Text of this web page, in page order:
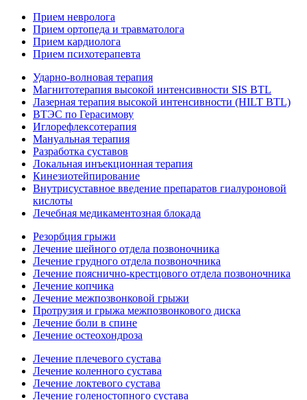
Прием невролога
Прием ортопеда и травматолога
Прием кардиолога
Прием психотерапевта
Ударно-волновая терапия
Магнитотерапия высокой интенсивности SIS BTL
Лазерная терапия высокой интенсивности (HILT BTL)
ВТЭС по Герасимову
Иглорефлексотерапия
Мануальная терапия
Разработка суставов
Локальная инъекционная терапия
Кинезиотейпирование
Внутрисуставное введение препаратов гиалуроновой
кислоты
Лечебная медикаментозная блокада
Резорбция грыжи
Лечение шейного отдела позвоночника
Лечение грудного отдела позвоночника
Лечение пояснично-крестцового отдела позвоночника
Лечение копчика
Лечение межпозвонковой грыжи
Протрузия и грыжа межпозвонкового диска
Лечение боли в спине
Лечение остеохондроза
Лечение плечевого сустава
Лечение коленного сустава
Лечение локтевого сустава
Лечение голеностопного сустава